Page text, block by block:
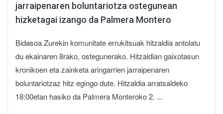
jarraipenaren boluntariotza ostegunean
hizketagai izango da Palmera Montero
Bidasoa Zurekin komunitate errukitsuak hitzaldia antolatu
du ekainaren 8rako, ostegunerako. Hitzaldian gaixotasun
kronikoen eta zainketa aringarrien jarraipenaren
boluntariotzaz hitz egingo dute. Hitzaldia arratsaldeko
18:00etan hasiko da Palmera Monteroko 2. ...